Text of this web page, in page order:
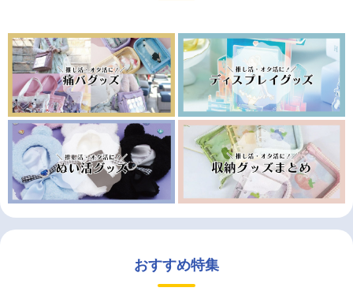
おすすめ特集